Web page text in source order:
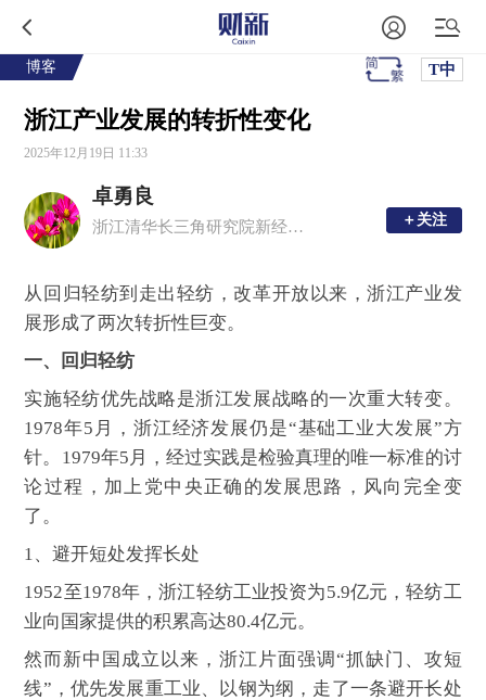
博客 T中
浙江产业发展的转折性变化
2025年12月19日 11:33
卓勇良
浙江清华长三角研究院新经济发展研究中心主任 ＋关注
＋关注
从回归轻纺到走出轻纺，改革开放以来，浙江产业发
展形成了两次转折性巨变。
一、回归轻纺
实施轻纺优先战略是浙江发展战略的一次重大转变。
1978年5月，浙江经济发展仍是“基础工业大发展”方
针。1979年5月，经过实践是检验真理的唯一标准的讨
论过程，加上党中央正确的发展思路，风向完全变
了。
1、避开短处发挥长处
1952至1978年，浙江轻纺工业投资为5.9亿元，轻纺工
业向国家提供的积累高达80.4亿元。
然而新中国成立以来，浙江片面强调“抓缺门、攻短
线”，优先发展重工业、以钢为纲，走了一条避开长处